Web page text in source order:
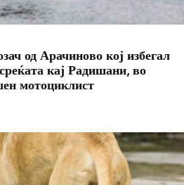
од Арачиново кој избегал
кај Радишани, во
мотоциклист